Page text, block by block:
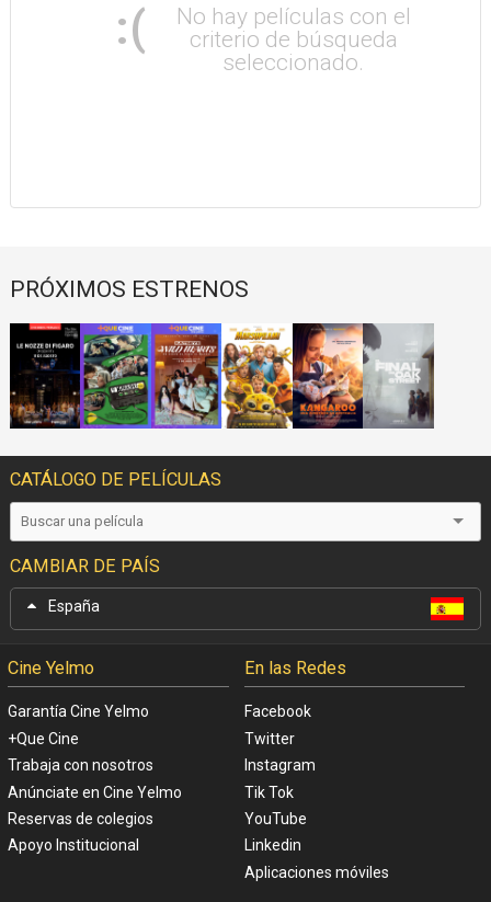
:(
No hay películas con el
criterio de búsqueda
seleccionado.
PRÓXIMOS ESTRENOS
CATÁLOGO DE PELÍCULAS
CAMBIAR DE PAÍS
España
Cine Yelmo
Garantía Cine Yelmo
+Que Cine
Trabaja con nosotros
Anúnciate en Cine Yelmo
Reservas de colegios
Apoyo Institucional
En las Redes
Facebook
Twitter
Instagram
Tik Tok
YouTube
Linkedin
Aplicaciones móviles